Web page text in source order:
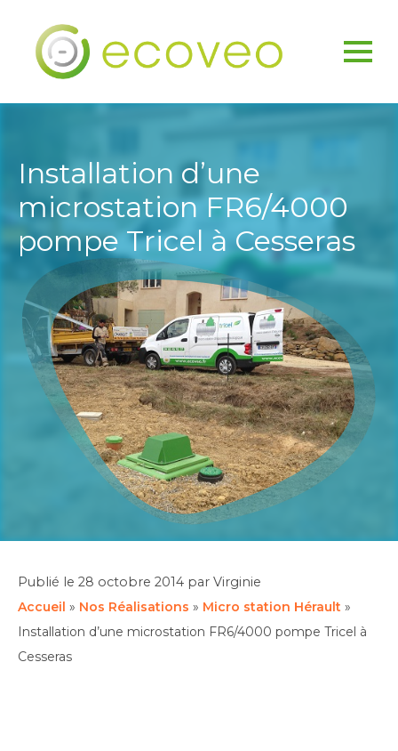
Installation d’une
microstation FR6/4000
pompe Tricel à Cesseras
Publié le 28 octobre 2014 par Virginie
Accueil » Nos Réalisations » Micro station Hérault »
Installation d’une microstation FR6/4000 pompe Tricel à
Cesseras